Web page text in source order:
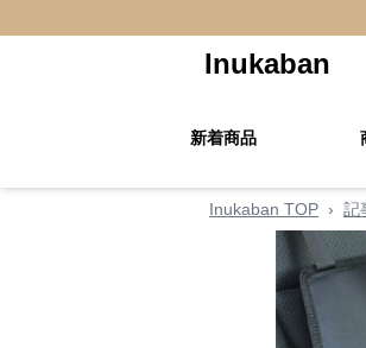
Inukaban
新着商品
Inukaban TOP › 記